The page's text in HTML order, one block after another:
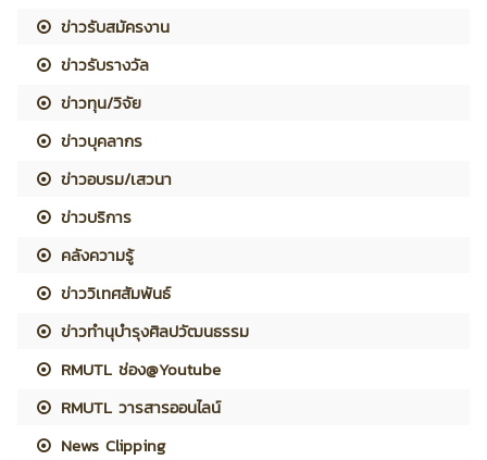
ข่าวรับสมัครงาน
ข่าวรับรางวัล
ข่าวทุน/วิจัย
ข่าวบุคลากร
ข่าวอบรม/เสวนา
ข่าวบริการ
คลังความรู้
ข่าววิเทศสัมพันธ์
ข่าวทำนุบำรุงศิลปวัฒนธรรม
RMUTL ช่อง@Youtube
RMUTL วารสารออนไลน์
News Clipping